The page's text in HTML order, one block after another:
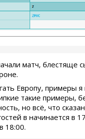
матч, блестяще
Европу, примеры я
такие примеры,
но всё, что
в начинается в
18:00.